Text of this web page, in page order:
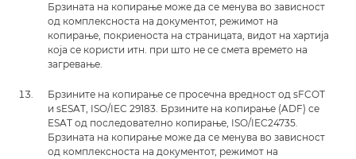
Брзината на копирање може да се менува во зависност
од комплексноста на документот, режимот на
копирање, покриеноста на страницата, видот на хартија
која се користи итн. при што не се смета времето на
загревање.
Брзините на копирање се просечна вредност од sFCOT
и sESAT, ISO/IEC 29183. Брзините на копирање (ADF) се
ESAT од последователно копирање, ISO/IEC24735.
Брзината на копирање може да се менува во зависност
од комплексноста на документот, режимот на